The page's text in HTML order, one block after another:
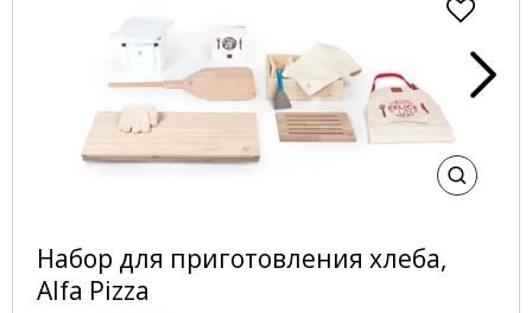
Набор для приготовления хлеба,
Alfa Pizza